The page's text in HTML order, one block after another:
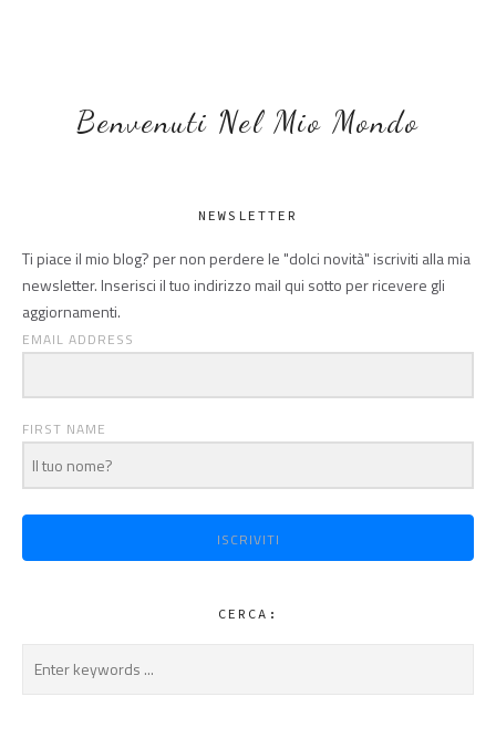
Benvenuti Nel Mio Mondo
NEWSLETTER
Ti piace il mio blog? per non perdere le "dolci novità" iscriviti alla mia
newsletter. Inserisci il tuo indirizzo mail qui sotto per ricevere gli
aggiornamenti.
EMAIL ADDRESS
FIRST NAME
ISCRIVITI
CERCA: